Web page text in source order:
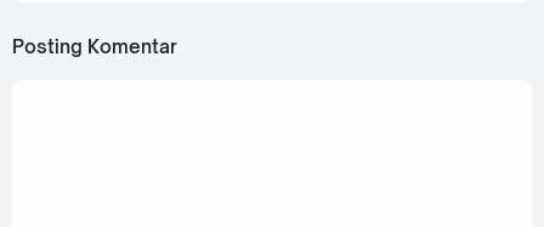
Posting Komentar